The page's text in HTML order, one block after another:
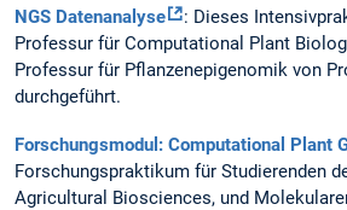
NGS Datenanalyse
: Dieses
Professur für Computational Plant
Professur für Pflanzenepigenomik von
durchgeführt.
Forschungsmodul: Computational Plant
Forschungspraktikum für Studierenden
Agricultural Biosciences, und